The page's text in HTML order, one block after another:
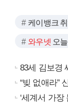
케이뱅크
와우넷 오
83세 김보경
“빚 없애라”
‘세계서 가장